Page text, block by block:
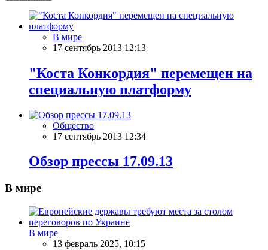
В мире
17 сентябрь 2013 12:13
"Коста Конкордия" перемещен на
специальную платформу
Общество
17 сентябрь 2013 12:34
Обзор прессы 17.09.13
В мире
В мире
13 февраль 2025, 10:15